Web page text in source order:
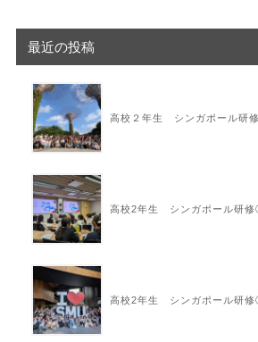
最近の投稿
高校２年生 シンガポール研
高校2年生 シンガポール研
高校2年生 シンガポール研